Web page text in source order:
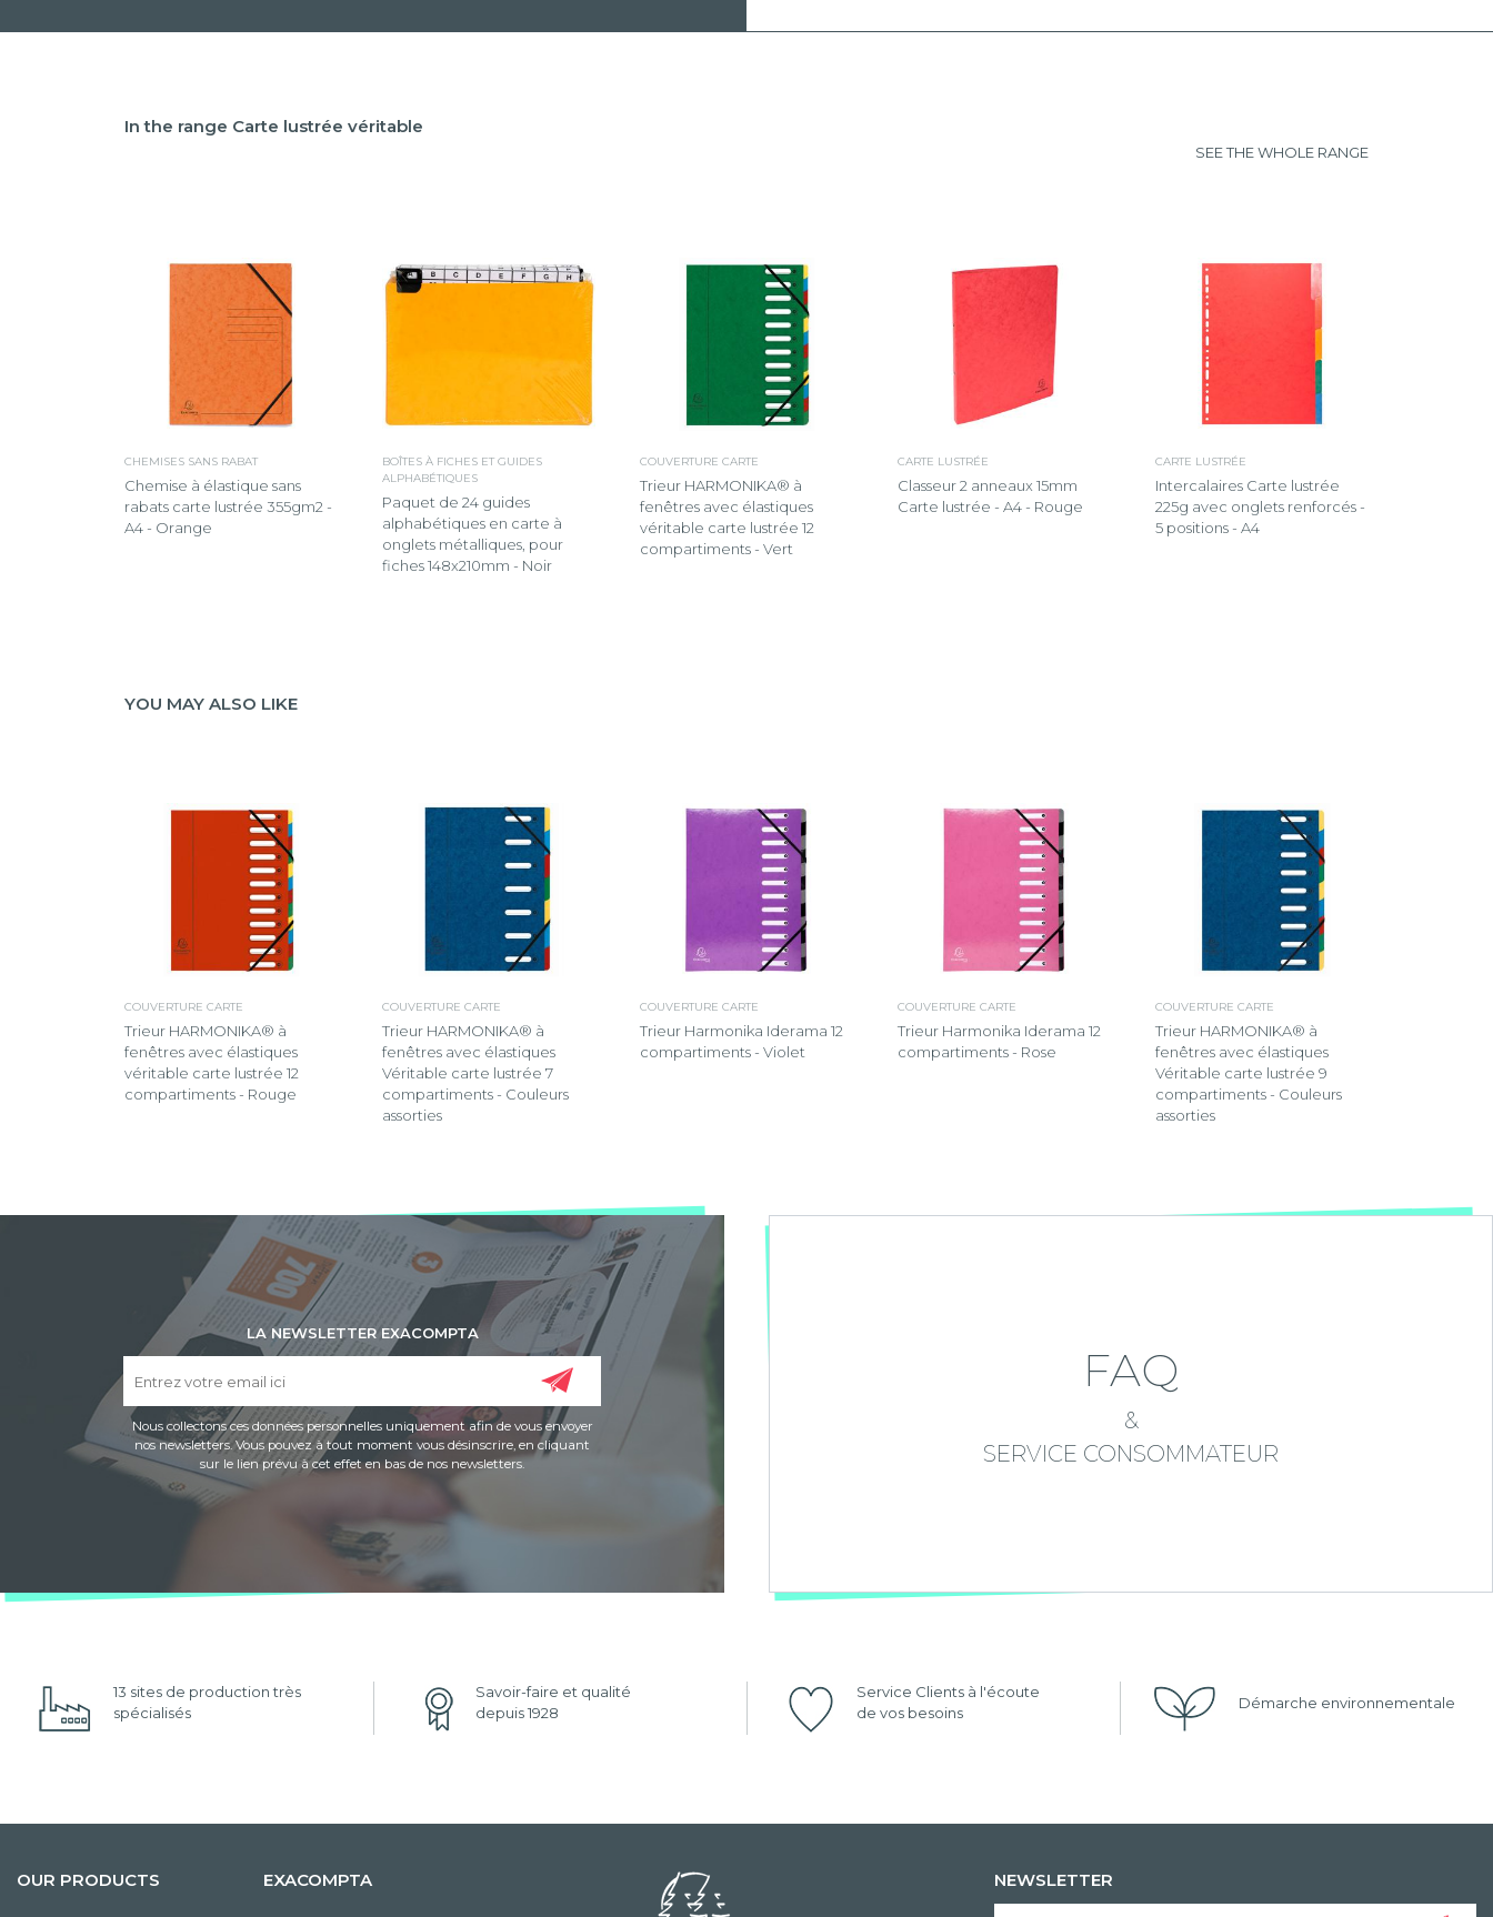
In the range Carte lustrée véritable
SEE THE WHOLE RANGE
CHEMISES SANS RABAT
Chemise à élastique sans
rabats carte lustrée 355gm2 -
A4 - Orange
BOÎTES À FICHES ET GUIDES
ALPHABÉTIQUES
Paquet de 24 guides
alphabétiques en carte à
onglets métalliques, pour
fiches 148x210mm - Noir
COUVERTURE CARTE
Trieur HARMONIKA® à
fenêtres avec élastiques
véritable carte lustrée 12
compartiments - Vert
CARTE LUSTRÉE
Classeur 2 anneaux 15mm
Carte lustrée - A4 - Rouge
CARTE LUSTRÉE
Intercalaires Carte lustrée
225g avec onglets renforcés -
5 positions - A4
YOU MAY ALSO LIKE
COUVERTURE CARTE
Trieur HARMONIKA® à
fenêtres avec élastiques
véritable carte lustrée 12
compartiments - Rouge
COUVERTURE CARTE
Trieur HARMONIKA® à
fenêtres avec élastiques
Véritable carte lustrée 7
compartiments - Couleurs
assorties
COUVERTURE CARTE
Trieur Harmonika Iderama 12
compartiments - Violet
COUVERTURE CARTE
Trieur Harmonika Iderama 12
compartiments - Rose
COUVERTURE CARTE
Trieur HARMONIKA® à
fenêtres avec élastiques
Véritable carte lustrée 9
compartiments - Couleurs
assorties
LA NEWSLETTER EXACOMPTA
Nous collectons ces données personnelles uniquement afin de vous envoyer
nos newsletters. Vous pouvez à tout moment vous désinscrire, en cliquant
sur le lien prévu à cet effet en bas de nos newsletters.
FAQ
&
SERVICE CONSOMMATEUR
13 sites de production très
spécialisés
Savoir-faire et qualité
depuis 1928
Service Clients à l'écoute
de vos besoins
Démarche environnementale
OUR PRODUCTS EXACOMPTA NEWSLETTER